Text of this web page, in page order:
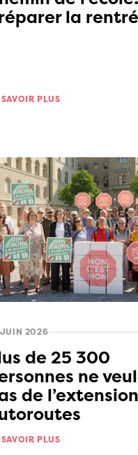
la
PLUS
2026
de 25 300
ne
de
PLUS